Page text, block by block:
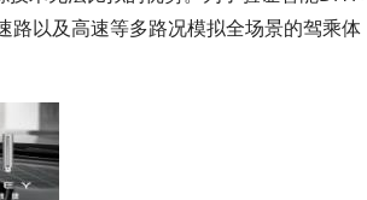
路以及高速等多路况模拟全场景的驾乘体